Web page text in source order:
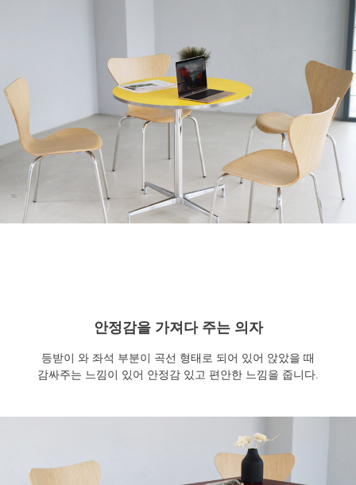
안정감을 가져다 주는 의자
등받이 와 좌석 부분이 곡선 형태로 되어 있어 앉았을 때
감싸주는 느낌이 있어 안정감 있고 편안한 느낌을 줍니다.